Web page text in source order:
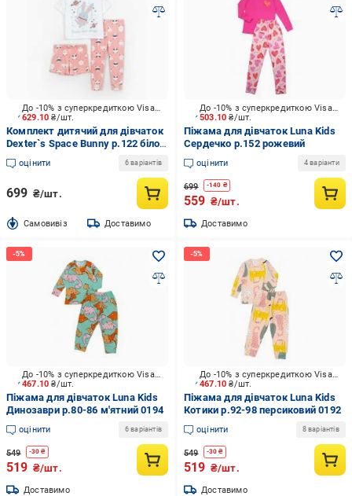
629.10₴/шт.
До -10% з суперкредиткою Visa Вигода
Комплект дитячий для дівчаток
Dexter`s Space Bunny р.122 біло-
рожевий 935371
оцінити 6 варіантів
699 ₴/шт.
Cамовивіз Доставимо
503.10₴/шт.
До -10% з суперкредиткою Visa Вигода
Піжама для дівчаток Luna Kids
Сердечко р.152 рожевий
оцінити 4 варіанти
699 -140 ₴
559 ₴/шт.
Доставимо
467.10₴/шт.
До -10% з суперкредиткою Visa Вигода
Піжама для дівчаток Luna Kids
Динозаври р.80-86 м'ятний 0194
оцінити 6 варіантів
549 -30 ₴
519 ₴/шт.
Доставимо
467.10₴/шт.
До -10% з суперкредиткою Visa Вигода
Піжама для дівчаток Luna Kids
Котики р.92-98 персиковий 0192
оцінити 8 варіантів
549 -30 ₴
519 ₴/шт.
Доставимо